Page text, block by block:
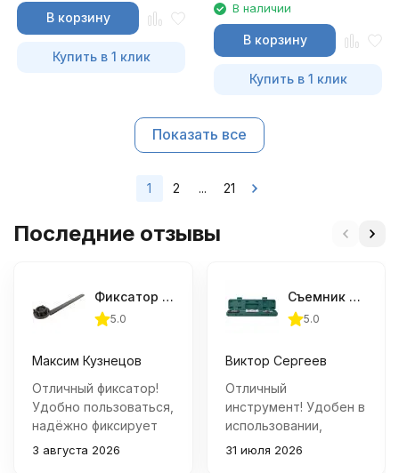
В корзину
Купить в 1 клик
В наличии
В корзину
Купить в 1 клик
Показать все
1 2 ... 21
Последние отзывы
Фиксатор шкива распредвала (Subaru) JTC-4409
5.0
Максим Кузнецов
Отличный фиксатор!
Удобно пользоваться,
надёжно фиксирует
шкив распредвала
3 августа 2026
Съемник форсунок новых дизельных двигателей Jonnesway
5.0
Виктор Сергеев
Отличный
инструмент! Удобен в
использовании,
справляется со своей
31 июля 2026